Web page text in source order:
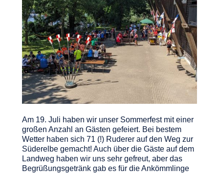
Am 19. Juli haben wir unser Sommerfest mit einer
großen Anzahl an Gästen gefeiert. Bei bestem
Wetter haben sich 71 (!) Ruderer auf den Weg zur
Süderelbe gemacht! Auch über die Gäste auf dem
Landweg haben wir uns sehr gefreut, aber das
Begrüßungsgetränk gab es für die Ankömmlinge